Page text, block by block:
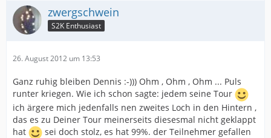
zwergschwein
S2K Enthusiast
26. August 2012 um 13:53
Ganz ruhig bleiben Dennis :-))) Ohm , Ohm , Ohm ... Puls
runter kriegen. Wie ich schon sagte: jedem seine Tour
ich ärgere mich jedenfalls nen zweites Loch in den Hintern ,
das es zu Deiner Tour meinerseits diesesmal nicht geklappt
hat
sei doch stolz, es hat 99%. der Teilnehmer gefallen